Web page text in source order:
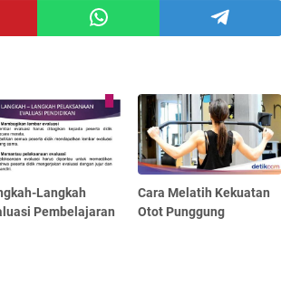
Langkah
Pembelajaran
Cara Melatih Kekuatan
Otot Punggung